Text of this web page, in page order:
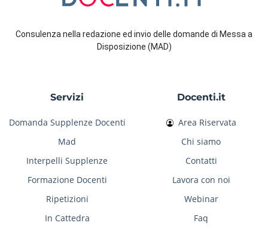
Consulenza nella redazione ed invio delle domande di Messa a
Disposizione (MAD)
Servizi
Domanda Supplenze Docenti
Mad
Interpelli Supplenze
Formazione Docenti
Ripetizioni
In Cattedra
Docenti.it
Area Riservata
Chi siamo
Contatti
Lavora con noi
Webinar
Faq